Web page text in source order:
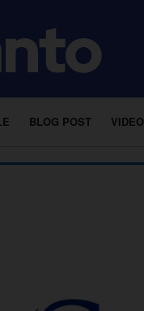
BLOG POST VIDEO